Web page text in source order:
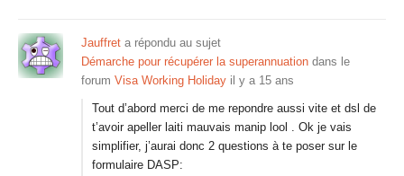
Jauffret a répondu au sujet
Démarche pour récupérer la superannuation dans le
forum Visa Working Holiday il y a 15 ans
Tout d’abord merci de me repondre aussi vite et dsl de
t’avoir apeller laiti mauvais manip lool . Ok je vais
simplifier, j’aurai donc 2 questions à te poser sur le
formulaire DASP: